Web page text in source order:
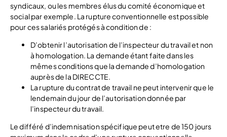
syndicaux, ou les membres élus du comité économique et
social par exemple. La rupture conventionnelle est possible
pour ces salariés protégés à condition de :
D’obtenir l’autorisation de l’inspecteur du travail et non
à homologation. La demande étant faite dans les
mêmes conditions que la demande d’homologation
auprès de la DIRECCTE.
La rupture du contrat de travail ne peut intervenir que le
lendemain du jour de l’autorisation donnée par
l’inspecteur du travail.
Le différé d’indemnisation spécifique peut etre de 150 jours